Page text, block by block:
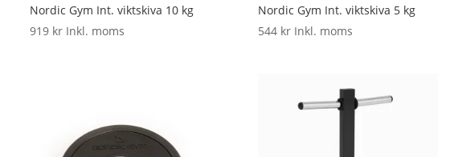
Nordic Gym Int. viktskiva 10 kg
919 kr Inkl. moms
Nordic Gym Int. viktskiva 5 kg
544 kr Inkl. moms